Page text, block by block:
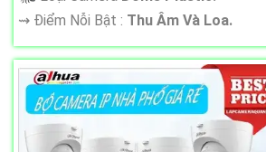
️⇝ Điểm Nỗi Bật : Thu Âm Và Loa.